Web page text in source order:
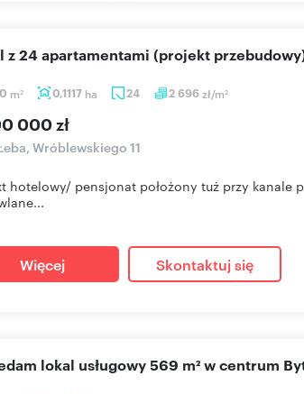
m2 0,1117 ha 24 2 696zł/m2
z 24 apartamentami (projekt
000 zł
Wróblewskiego 11
hotelowy/ pensjonat położony tuż przy
Więcej Skontaktuj się
lokal usługowy 569 m² w centrum